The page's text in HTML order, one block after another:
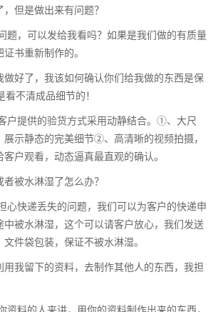
但是做出来有问题？
题，可以发给我看吗？如果是我们做的有质量
书重新制作的。
好了，我该如何确认你们给我做的东西是保
不清成品细节的！
户提供的验货方式采用动静结合。①、大尺
示静态的完美细节②、高清晰的视频拍摄，
户观看，动态逼真最直观的确认。
被水淋湿了怎么办？
心快递丢失的问题，我们可以为客户的快递申
被水淋湿，这个可以请客户放心，我们发送
件袋包装，保证不被水淋湿。
我留下的资料，去制作其他人的东西，我担
资料的人来讲，用你的资料制作出来的东西，